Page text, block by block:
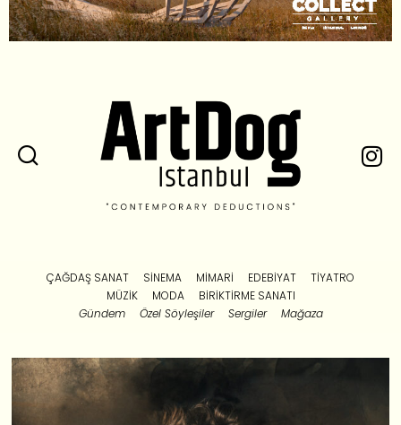
ÇAĞDAŞ SANAT SINEMA MIMARI EDEBIYAT
TIYATRO
MÜZIK
MODA
BIRIKTIRME SANATI
Gündem
Özel Söyleşiler Sergiler Mağaza